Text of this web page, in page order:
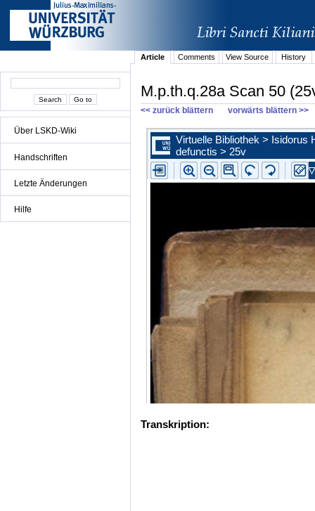
Über LSKD-Wiki
Handschriften
Letzte Änderungen
Hilfe
Article Comments View Source History
M.p.th.q.28a Scan 50
<< zurück blättern vorwärts blättern >>
Transkription: